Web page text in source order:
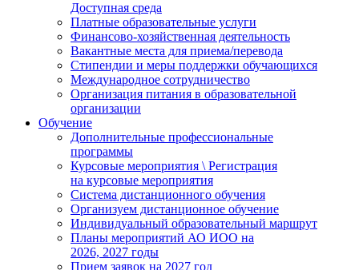
Доступная среда
Платные образовательные услуги
Финансово-хозяйственная деятельность
Вакантные места для приема/перевода
Стипендии и меры поддержки обучающихся
Международное сотрудничество
Организация питания в образовательной
организации
Обучение
Дополнительные профессиональные
программы
Курсовые мероприятия \ Регистрация
на курсовые мероприятия
Система дистанционного обучения
Организуем дистанционное обучение
Индивидуальный образовательный маршрут
Планы мероприятий АО ИОО на
2026, 2027 годы
Прием заявок на 2027 год